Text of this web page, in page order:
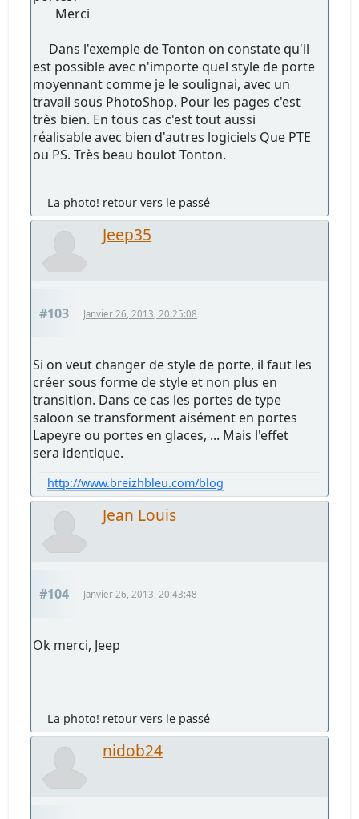
Merci
Dans l'exemple de Tonton on constate qu'il
est possible avec n'importe quel style de porte
moyennant comme je le soulignai, avec un
travail sous PhotoShop. Pour les pages c'est
très bien. En tous cas c'est tout aussi
réalisable avec bien d'autres logiciels Que PTE
ou PS. Très beau boulot Tonton.
La photo! retour vers le passé
Jeep35
#103 Janvier 26, 2013, 20:25:08
Si on veut changer de style de porte, il faut les
créer sous forme de style et non plus en
transition. Dans ce cas les portes de type
saloon se transforment aisément en portes
Lapeyre ou portes en glaces, ... Mais l'effet
sera identique.
http://www.breizhbleu.com/blog
Jean Louis
#104 Janvier 26, 2013, 20:43:48
Ok merci, Jeep
La photo! retour vers le passé
nidob24